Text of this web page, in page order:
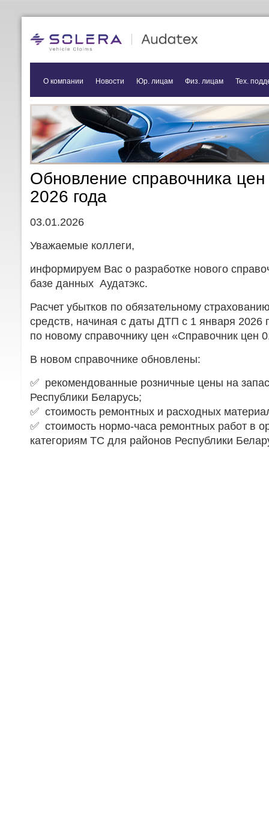
О компании Новости Юр. лицам Физ. лицам Тех.
Обновление справочника
2026 года
03.01.2026
Уважаемые коллеги,
информируем Вас о разработке нового
базе данных Аудатэкс.
Расчет убытков по обязательному
средств, начиная с даты ДТП с 1 января 2026
по новому справочнику цен «Справочник цен
В новом справочнике обновлены:
✅ рекомендованные розничные цены на
Республики Беларусь;
✅ стоимость ремонтных и расходных
✅ стоимость нормо-часа ремонтных работ в
категориям ТС для районов Республики